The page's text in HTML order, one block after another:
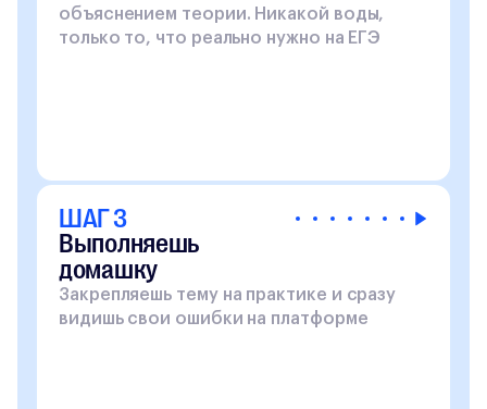
объяснением теории. Никакой воды,
только то, что реально нужно на ЕГЭ
ШАГ 3
Выполняешь
домашку
Закрепляешь тему на практике и сразу
видишь свои ошибки на платформе